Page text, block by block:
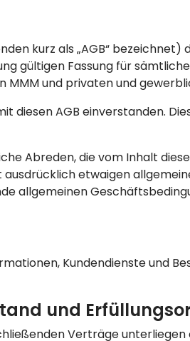
kurz als „AGB“ bezeichnet)
gültigen Fassung für
MMM und privaten und
diesen AGB einverstanden.
Abreden, die vom Inhalt
etwaigen
allgemeinen
Kundendienste und
und
Verträge